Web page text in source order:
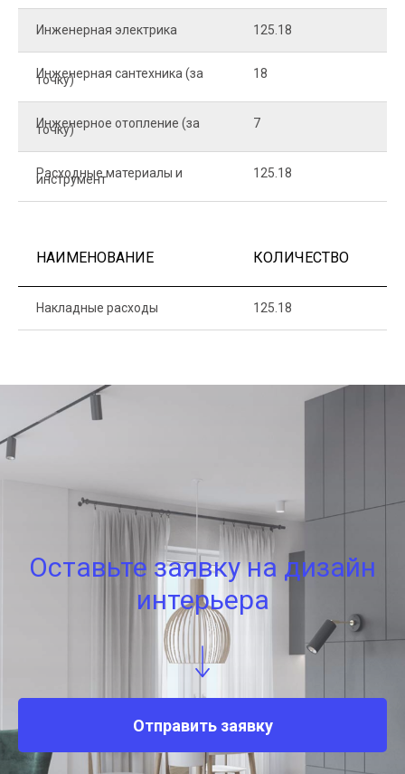
Инженерная электрика 125.18
Инженерная сантехника (за
точку) 18
Инженерное отопление (за
точку) 7
Расходные материалы и
инструмент 125.18
НАИМЕНОВАНИЕ КОЛИЧЕСТВО
Накладные расходы 125.18
Оставьте заявку на дизайн
интерьера
Отправить заявку